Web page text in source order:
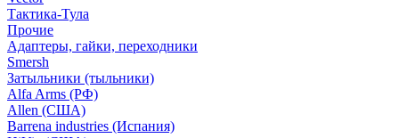
Тактика-Тула
Прочие
Адаптеры, гайки, переходники
Smersh
Затыльники (тыльники)
Alfa Arms (РФ)
Allen (США)
Barrena industries (Испания)